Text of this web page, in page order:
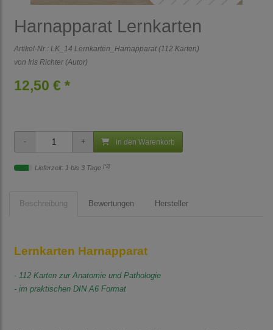
Harnapparat Lernkarten
Artikel-Nr.: LK_14 Lernkarten_Harnapparat (112 Karten)
von Iris Richter (Autor)
12,50 € *
in den Warenkorb
Lieferzeit: 1 bis 3 Tage [*2]
Beschreibung Bewertungen Hersteller
Lernkarten Harnapparat
- 112 Karten zur Anatomie und Pathologie
- im praktischen DIN A6 Format